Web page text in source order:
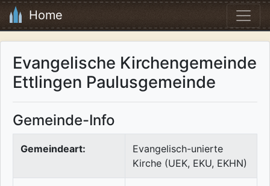
Home
Evangelische Kirchengemeinde
Ettlingen Paulusgemeinde
Gemeinde-Info
Gemeindeart:
Evangelisch-unierte
Kirche (UEK, EKU, EKHN)